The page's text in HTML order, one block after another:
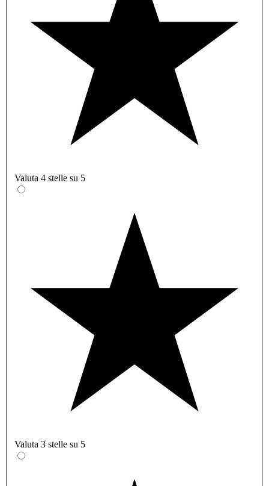
Valuta 4 stelle su 5
Valuta 3 stelle su 5